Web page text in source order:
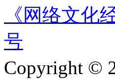
《网络文化
号
Copyright ©